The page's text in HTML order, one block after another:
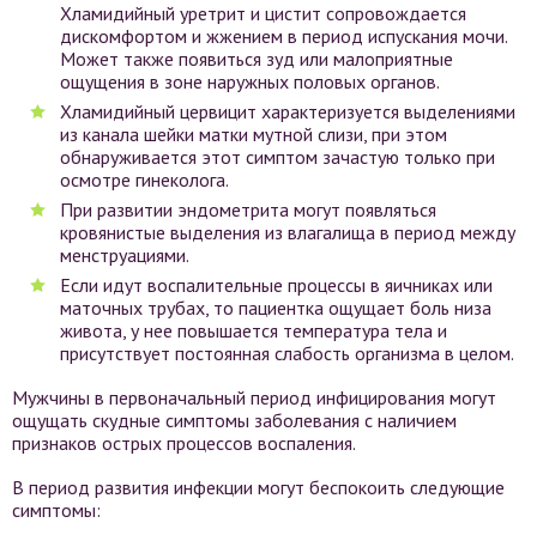
Хламидийный уретрит и цистит сопровождается
дискомфортом и жжением в период испускания мочи.
Может также появиться зуд или малоприятные
ощущения в зоне наружных половых органов.
Хламидийный цервицит характеризуется выделениями
из канала шейки матки мутной слизи, при этом
обнаруживается этот симптом зачастую только при
осмотре гинеколога.
При развитии эндометрита могут появляться
кровянистые выделения из влагалища в период между
менструациями.
Если идут воспалительные процессы в яичниках или
маточных трубах, то пациентка ощущает боль низа
живота, у нее повышается температура тела и
присутствует постоянная слабость организма в целом.
Мужчины в первоначальный период инфицирования могут
ощущать скудные симптомы заболевания с наличием
признаков острых процессов воспаления.
В период развития инфекции могут беспокоить следующие
симптомы: